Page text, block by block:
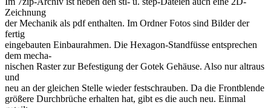
Zeichnung
der Mechanik als pdf enthalten. Im Ordner Fotos sind Bilder der
fertig
eingebauten Einbaurahmen. Die Hexagon-Standfüsse entsprechen
dem mecha-
nischen Raster zur Befestigung der Gotek Gehäuse. Also nur altraus
und
neu an der gleichen Stelle wieder festschrauben. Da die Frontblende
größere Durchbrüche erhalten hat, gibt es die auch neu. Einmal